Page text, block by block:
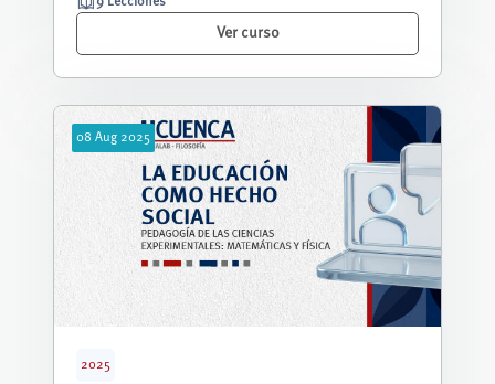
Ver curso
08 Aug 2025
2025